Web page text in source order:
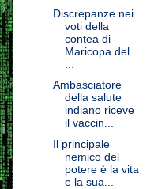
Discrepanze nei
voti della
contea di
Maricopa del
Ambasciatore
della salute
indiano riceve
il vaccin...
Il principale
nemico del
potere è la vita
e la sua...